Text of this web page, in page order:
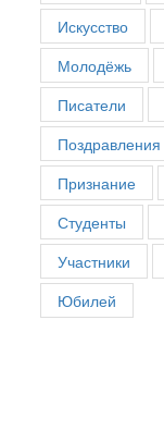
Искусство
Молодёжь
Писатели
Поздравления
Признание
Студенты
Участники
Юбилей